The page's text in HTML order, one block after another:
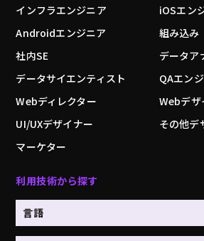
インフラエンジニア
iOSエン
Androidエンジニア
組み込み
社内SE
データア
データサイエンティスト
QAエン
Webディレクター
Webデザ
UI/UXデザイナー
その他デ
マーケター
利用技術から探す
言語